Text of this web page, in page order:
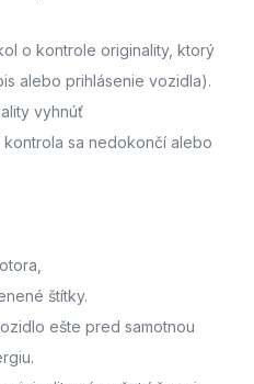
o kontrole originality, ktorý
alebo prihlásenie vozidla).
vyhnúť
sa nedokončí alebo
štítky.
ešte pred samotnou